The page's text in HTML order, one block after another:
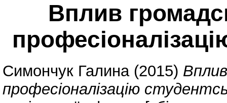
Вплив
Симончук Галина(2015)
професіоналізацію